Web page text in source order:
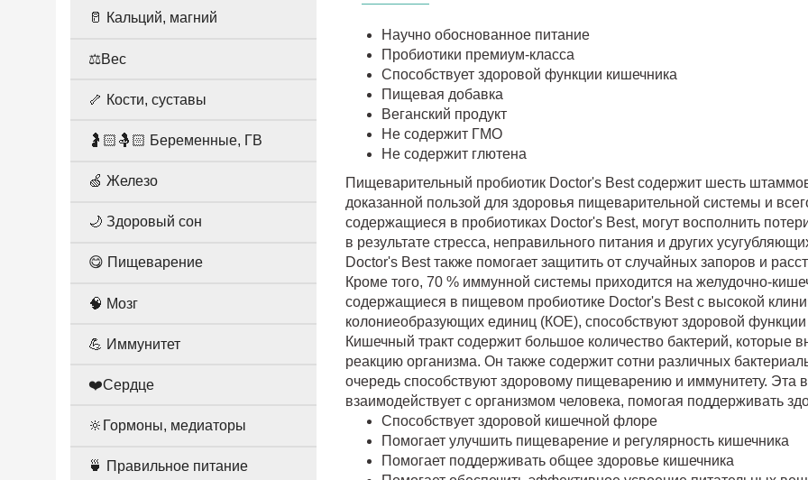
Научно обоснованное питание
Пробиотики премиум-класса
Способствует здоровой функции кишечника
Пищевая добавка
Веганский продукт
Не содержит ГМО
Не содержит глютена
Пищеварительный пробиотик Doctor's Best содержит шесть
доказанной пользой для здоровья пищеварительной системы и
содержащиеся в пробиотиках Doctor's Best, могут восполнить
в результате стресса, неправильного питания и других
Doctor's Best также помогает защитить от случайных запоров и
Кроме того, 70 % иммунной системы приходится на желудочно-
содержащиеся в пищевом пробиотике Doctor's Best с высокой
колониеобразующих единиц (КОЕ), способствуют здоровой функции
Кишечный тракт содержит большое количество бактерий, которые
реакцию организма. Он также содержит сотни различных
очередь способствуют здоровому пищеварению и иммунитету. Эта
взаимодействует с организмом человека, помогая поддерживать
Способствует здоровой кишечной флоре
Помогает улучшить пищеварение и регулярность кишечника
Помогает поддерживать общее здоровье кишечника
🥛 Кальций, магний
⚖️Вес
🦴 Кости, суставы
🤰🏻🤱🏻 Беременные, ГВ
🍏 Железо
🌙 Здоровый сон
😋 Пищеварение
🧠 Мозг
💪 Иммунитет
❤️Сердце
🔆Гормоны, медиаторы
🍵 Правильное питание